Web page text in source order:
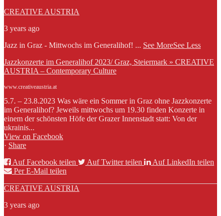
CREATIVE AUSTRIA
3 years ago
Jazz in Graz - Mittwochs im Generalihof! ... See MoreSee Less
Jazzkonzerte im Generalihof 2023/ Graz, Steiermark » CREATIVE
AUSTRIA – Contemporary Culture
www.creativeaustria.at
5.7. – 23.8.2023 Was wäre ein Sommer in Graz ohne Jazzkonzerte
im Generalihof? Jeweils mittwochs um 19.30 finden Konzerte in
einem der schönsten Höfe der Grazer Innenstadt statt: Von der
ukrainis...
View on Facebook
· Share
Auf Facebook teilen
Auf Twitter teilen
Auf LinkedIn teilen
Per E-Mail teilen
CREATIVE AUSTRIA
3 years ago